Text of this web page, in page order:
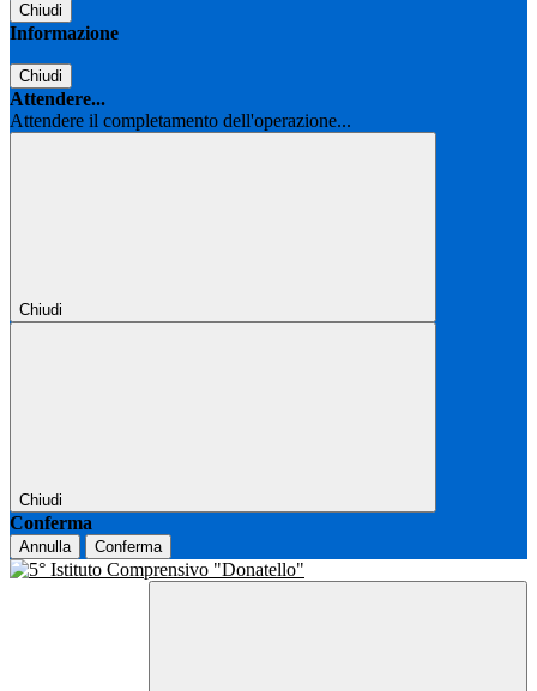
Chiudi
Informazione
Chiudi
Attendere...
Attendere il completamento dell'operazione...
Chiudi
Chiudi
Conferma
Annulla Conferma